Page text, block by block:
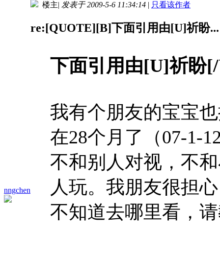
nngchen
楼主| 发表于 2009-5-6 11:34:14 | 只看该作者
re:[QUOTE][B]下面引用由[U]祈盼...
下面引用由[U]祈盼
我有个朋友的宝宝
在28个月了（07-1-
不和别人对视，不
人玩。我朋友很担
不知道去哪里看，